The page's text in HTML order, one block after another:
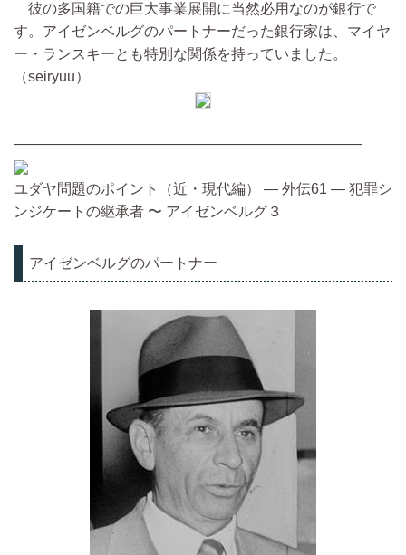
彼の多国籍での巨大事業展開に当然必用なのが銀行で
す。アイゼンベルグのパートナーだった銀行家は、マイヤ
ー・ランスキーとも特別な関係を持っていました。
（seiryuu）
————————————————————————
ユダヤ問題のポイント（近・現代編） ― 外伝61 ― 犯罪シ
ンジケートの継承者 〜 アイゼンベルグ３
アイゼンベルグのパートナー